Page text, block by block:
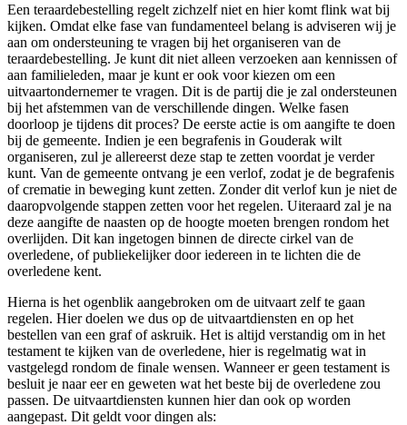
Een teraardebestelling regelt zichzelf niet en hier komt flink wat bij
kijken. Omdat elke fase van fundamenteel belang is adviseren wij je
aan om ondersteuning te vragen bij het organiseren van de
teraardebestelling. Je kunt dit niet alleen verzoeken aan kennissen of
aan familieleden, maar je kunt er ook voor kiezen om een
uitvaartondernemer te vragen. Dit is de partij die je zal ondersteunen
bij het afstemmen van de verschillende dingen. Welke fasen
doorloop je tijdens dit proces? De eerste actie is om aangifte te doen
bij de gemeente. Indien je een begrafenis in Gouderak wilt
organiseren, zul je allereerst deze stap te zetten voordat je verder
kunt. Van de gemeente ontvang je een verlof, zodat je de begrafenis
of crematie in beweging kunt zetten. Zonder dit verlof kun je niet de
daaropvolgende stappen zetten voor het regelen. Uiteraard zal je na
deze aangifte de naasten op de hoogte moeten brengen rondom het
overlijden. Dit kan ingetogen binnen de directe cirkel van de
overledene, of publiekelijker door iedereen in te lichten die de
overledene kent.
Hierna is het ogenblik aangebroken om de uitvaart zelf te gaan
regelen. Hier doelen we dus op de uitvaartdiensten en op het
bestellen van een graf of askruik. Het is altijd verstandig om in het
testament te kijken van de overledene, hier is regelmatig wat in
vastgelegd rondom de finale wensen. Wanneer er geen testament is
besluit je naar eer en geweten wat het beste bij de overledene zou
passen. De uitvaartdiensten kunnen hier dan ook op worden
aangepast. Dit geldt voor dingen als: